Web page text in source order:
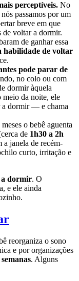
perceptíveis. No
passamos por um
breve em que
de voltar a dormir.
de ganhar essa
habilidade de voltar
pode parar de
no colo ou com
dormir àquela
meio da noite, ele
a dormir — e chama
o bebê aguenta
de 1h30 a 2h
a janela de recém-
curto, irritação e
a dormir. O
e ele ainda
reorganiza o sono
e por organizações
. Alguns